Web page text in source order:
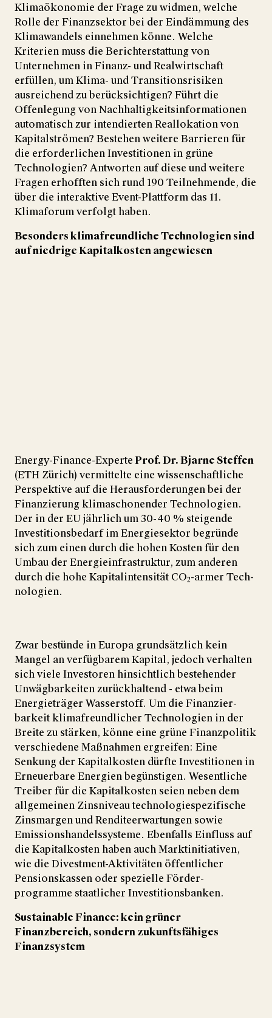
Klimaökonomie der Frage zu widmen, welche
Rolle der Finanz­sektor bei der Eindämmung des
Klima­wandels einnehmen könne. Welche
Kriterien muss die Berichterstattung von
Unternehmen in Finanz- und Realwirtschaft
erfüllen, um Klima- und Transitionsrisiken
ausreichend zu berücksichtigen? Führt die
Offenlegung von Nachhaltigkeitsinformationen
automatisch zur intendierten Reallokation von
Kapitalströmen? Bestehen weitere Barrieren für
die erforderlichen Investitionen in grüne
Technologien? Antworten auf diese und weitere
Fragen erhofften sich rund 190 Teilnehmende, die
über die interaktive Event-Plattform das 11.
Klimaforum verfolgt haben.
Besonders klimafreundliche Technologien sind
auf niedrige Kapitalkosten angewiesen
Website einzubetten
YouTube-Videos laden Alle laden
Energy-Finance-ExperteProf. Dr. Bjarne Steffen
(ETH Zürich) vermittelte eine wissen­schaft­liche
Pers­pek­tive auf die Heraus­for­de­rungen bei der
Finan­zierung kli­ma­scho­nen­der Techno­logien.
Der in der EU jähr­lich um 30-40 % stei­gende
Inves­ti­tions­bedarf im Ener­gie­sektor begründe
sich zum einen durch die hohen Kos­ten für den
Um­bau der Energie­infra­struktur, zum an­deren
durch die hohe Kapital­inten­sität CO2-armer Tech­
no­logien.
Zwar bestünde in Europa grund­sätz­lich kein
Mangel an verfüg­barem Kapital, jedoch ver­halten
sich viele Inves­toren hin­sicht­lich bestehender
Unwäg­bar­keiten zurück­haltend - etwa beim
Energie­träger Wasser­stoff. Um die Finan­zier­
barkeit klima­freund­licher Tech­no­lo­gien in der
Breite zu stär­ken, könne eine grüne Finanz­politik
ver­schie­dene Maß­nahmen er­greifen: Eine
Senkung der Kapital­kosten dürfte Inves­ti­tionen in
Erneuer­bare Ener­gien begüns­tigen. Wesent­­liche
Treiber für die Kapital­kosten seien neben dem
all­ge­meinen Zins­niveau techno­logie­spezi­fische
Zins­margen und Rendite­erwar­tungen sowie
Emissions­handels­systeme. Ebenfalls Ein­fluss auf
die Kapital­kosten haben auch Markt­initia­tiven,
wie die Divestment-Aktivitäten öffent­licher
Pensions­kassen oder spezielle Förder­
programme staatl­icher Inves­titions­banken.
Sustainable Finance: kein grüner
Finanzbereich, sondern zukunftsfähiges
Finanzsystem